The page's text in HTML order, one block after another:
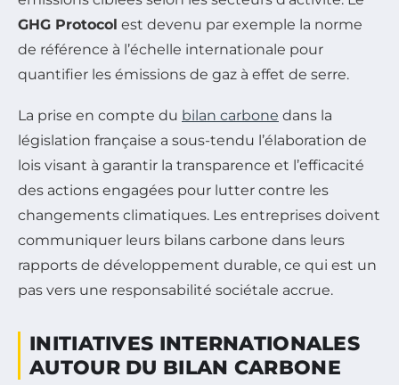
GHG Protocol est devenu par exemple la norme
de référence à l’échelle internationale pour
quantifier les émissions de gaz à effet de serre.
La prise en compte du bilan carbone dans la
législation française a sous-tendu l’élaboration de
lois visant à garantir la transparence et l’efficacité
des actions engagées pour lutter contre les
changements climatiques. Les entreprises doivent
communiquer leurs bilans carbone dans leurs
rapports de développement durable, ce qui est un
pas vers une responsabilité sociétale accrue.
INITIATIVES INTERNATIONALES
AUTOUR DU BILAN CARBONE